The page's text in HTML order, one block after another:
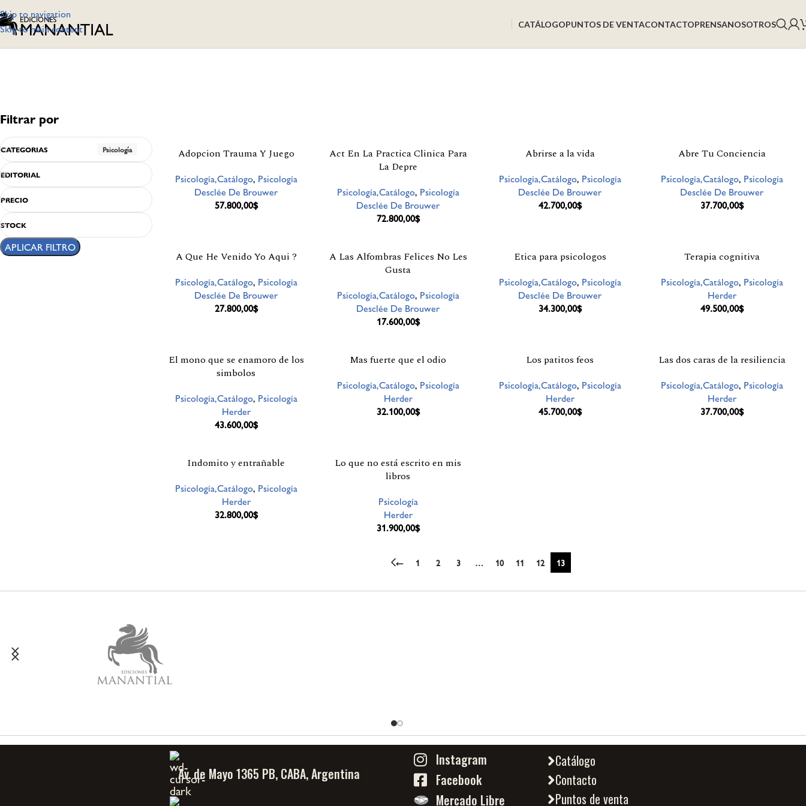
Skip to navigation
Skip to main content
CATÁLOGOPUNTOS DE VENTACONTACTOPRENSANOSOTROS
Filtrar por
CATEGORIAS Psicología
EDITORIAL
PRECIO
STOCK
APLICAR FILTRO
Adopcion Trauma Y Juego
Psicología,Catálogo, Psicología
Desclée De Brouwer
57.800,00$
Act En La Practica Clinica Para
La Depre
Psicología,Catálogo, Psicología
Desclée De Brouwer
72.800,00$
Abrirse a la vida
Psicología,Catálogo, Psicología
Desclée De Brouwer
42.700,00$
Abre Tu Conciencia
Psicología,Catálogo, Psicología
Desclée De Brouwer
37.700,00$
A Que He Venido Yo Aqui ?
Psicología,Catálogo, Psicología
Desclée De Brouwer
27.800,00$
A Las Alfombras Felices No Les
Gusta
Psicología,Catálogo, Psicología
Desclée De Brouwer
17.600,00$
Etica para psicologos
Psicología,Catálogo, Psicología
Desclée De Brouwer
34.300,00$
Terapia cognitiva
Psicología,Catálogo, Psicología
Herder
49.500,00$
El mono que se enamoro de los
simbolos
Psicología,Catálogo, Psicología
Herder
43.600,00$
Mas fuerte que el odio
Psicología,Catálogo, Psicología
Herder
32.100,00$
Los patitos feos
Psicología,Catálogo, Psicología
Herder
45.700,00$
Las dos caras de la resiliencia
Psicología,Catálogo, Psicología
Herder
37.700,00$
Indomito y entrañable
Psicología,Catálogo, Psicología
Herder
32.800,00$
Lo que no está escrito en mis
libros
Psicología
Herder
31.900,00$
← 1 2 3 … 10 11 12 13
Av. de Mayo 1365 PB, CABA, Argentina
Instagram
Facebook
Mercado Libre
Catálogo
Contacto
Puntos de venta